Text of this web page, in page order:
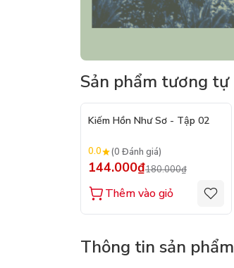
Sản phẩm tương tự
- 20%
Kiếm Hồn Như Sơ - Tập 02
0.0 (0 Đánh giá)
144.000₫180.000₫
Thêm vào giỏ
Thông tin sản phẩm